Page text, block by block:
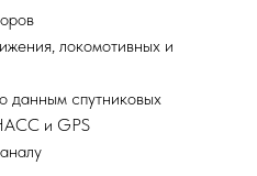
локомотивных и
данным спутниковых
и GPS